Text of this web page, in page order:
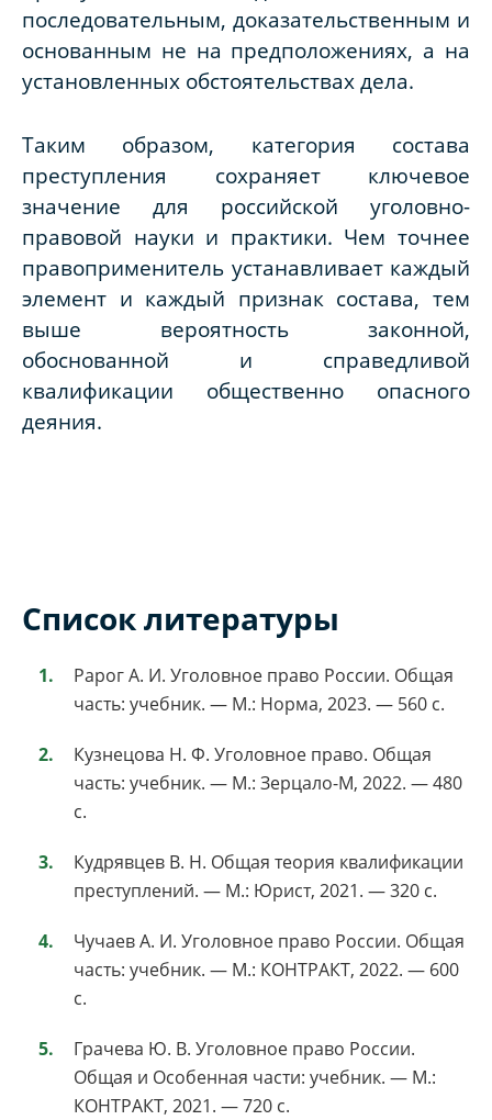
последовательным, доказательственным и
основанным не на предположениях, а на
установленных обстоятельствах дела.
Таким образом, категория состава
преступления сохраняет ключевое
значение для российской уголовно-
правовой науки и практики. Чем точнее
правоприменитель устанавливает каждый
элемент и каждый признак состава, тем
выше вероятность законной,
обоснованной и справедливой
квалификации общественно опасного
деяния.
Список литературы
Рарог А. И. Уголовное право России. Общая
часть: учебник. — М.: Норма, 2023. — 560 с.
Кузнецова Н. Ф. Уголовное право. Общая
часть: учебник. — М.: Зерцало-М, 2022. — 480
с.
Кудрявцев В. Н. Общая теория квалификации
преступлений. — М.: Юрист, 2021. — 320 с.
Чучаев А. И. Уголовное право России. Общая
часть: учебник. — М.: КОНТРАКТ, 2022. — 600
с.
Грачева Ю. В. Уголовное право России.
Общая и Особенная части: учебник. — М.:
КОНТРАКТ, 2021. — 720 с.